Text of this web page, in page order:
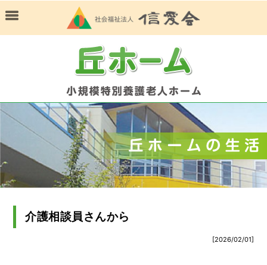
介護相談員さんから
[2026/02/01]